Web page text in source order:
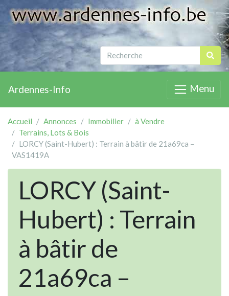
Ardennes-Info Menu
Accueil Annonces Immobilier
à Vendre
Terrains, Lots & Bois
LORCY (Saint-Hubert) : Terrain à bâtir de 21a69ca –
VAS1419A
LORCY (Saint-
Hubert) : Terrain
à bâtir de
21a69ca –